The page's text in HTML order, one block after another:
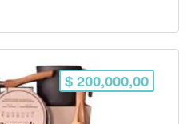
$ 200,000,00